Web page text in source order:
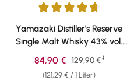
Durchschnittliche
Yamazaki Distiller's Reserve
Single Malt Whisky 43% vol.
0,70l
(121,29 € / 1 Liter)
Verkaufspreis:
84,90 € Regulärer Preis:
129,90 € 1